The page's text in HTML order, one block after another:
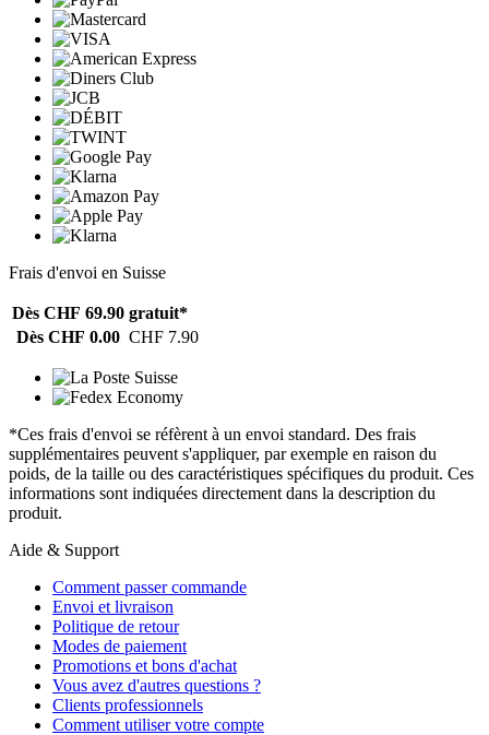
Frais d'envoi en Suisse
Dès CHF 69.90 gratuit*
Dès CHF 0.00 CHF 7.90
*Ces frais d'envoi se réfèrent à un envoi standard. Des frais
supplémentaires peuvent s'appliquer, par exemple en raison du
poids, de la taille ou des caractéristiques spécifiques du produit. Ces
informations sont indiquées directement dans la description du
produit.
Aide & Support
Comment passer commande
Envoi et livraison
Politique de retour
Modes de paiement
Promotions et bons d'achat
Vous avez d'autres questions ?
Clients professionnels
Comment utiliser votre compte